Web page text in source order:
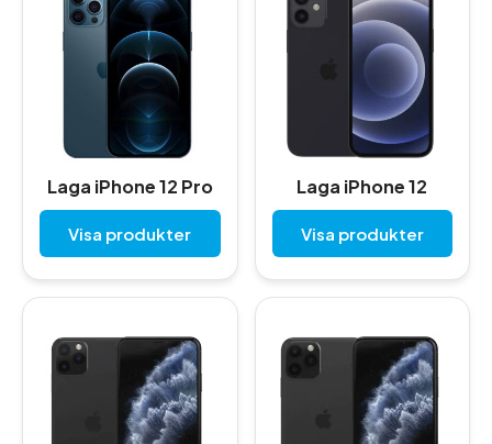
Laga iPhone 12 Pro
Visa produkter
Laga iPhone 12
Visa produkter